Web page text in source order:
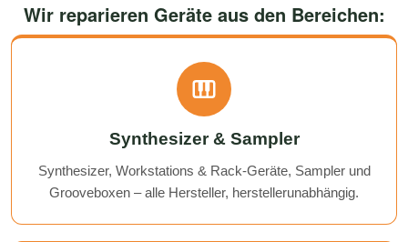
Wir reparieren Geräte aus den Bereichen:
Synthesizer & Sampler
Synthesizer, Workstations & Rack-Geräte, Sampler und
Grooveboxen – alle Hersteller, herstellerunabhängig.